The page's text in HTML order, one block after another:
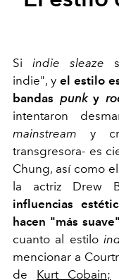
Si indie sleaze
indie", y el estilo
bandas punky
intentaron
mainstream y
transgresora- es
Chung, así como
la actriz Drew
influencias
hacen "más
cuanto al estilo
mencionar a
de Kurt Cobain;